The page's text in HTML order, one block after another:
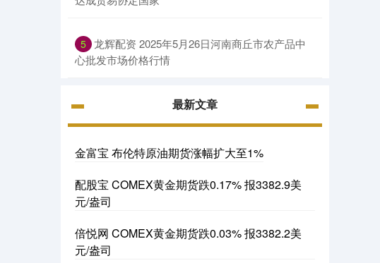
5 龙辉配资 2025年5月26日河南商丘市农产品中
心批发市场价格行情
最新文章
金富宝 布伦特原油期货涨幅扩大至1%
配股宝 COMEX黄金期货跌0.17% 报3382.9美
元/盎司
倍悦网 COMEX黄金期货跌0.03% 报3382.2美
元/盎司